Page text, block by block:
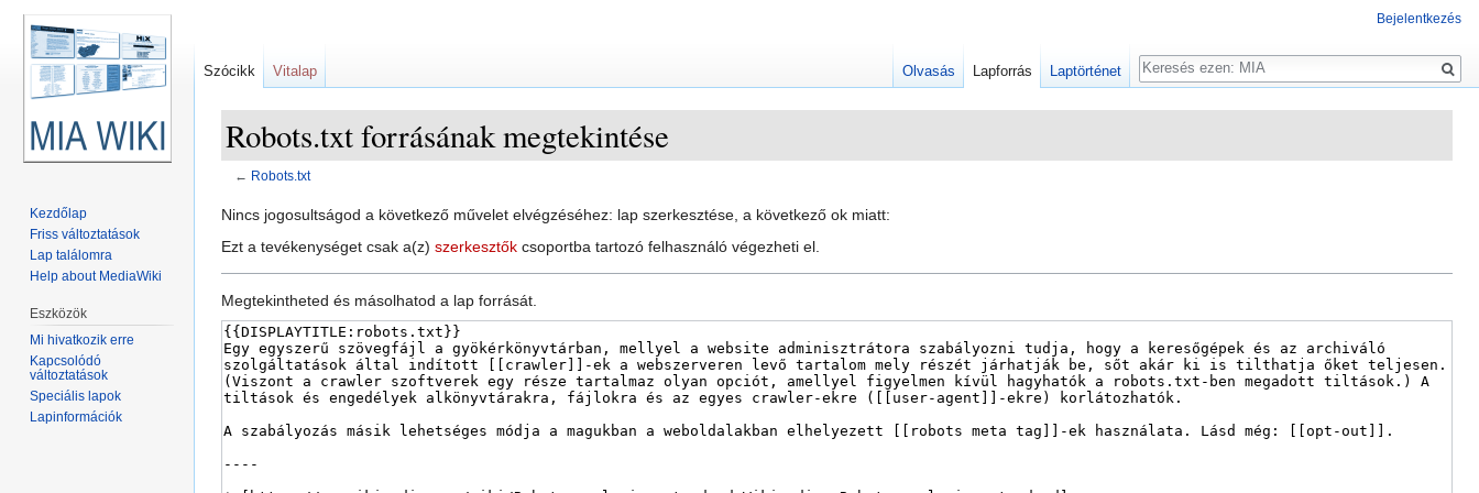
Robots.txt forrásának megtekintése
← Robots.txt
Nincs jogosultságod a következő művelet elvégzéséhez: lap szerkesztése, a következő ok miatt:
Ezt a tevékenységet csak a(z) szerkesztők csoportba tartozó felhasználó végezheti el.
Megtekintheted és másolhatod a lap forrását.
Bejelentkezés
Szócikk Vitalap Olvasás Lapforrás Laptörténet
Keresés
Kezdőlap
Friss változtatások
Lap találomra
Help about MediaWiki
Eszközök
Mi hivatkozik erre
Kapcsolódó
változtatások
Speciális lapok
Lapinformációk